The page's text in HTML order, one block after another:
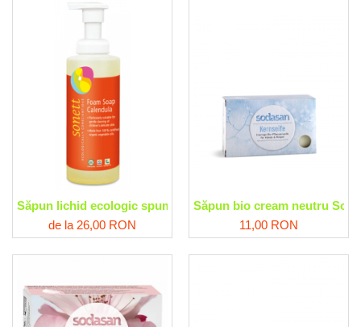
Săpun lichid ecologic spumant cu gălbenele, pentru copii
de la 26,00 RON
Săpun bio cream neutru
11,00 RON